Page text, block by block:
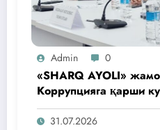
Admin 0
«SHARQ AYOLI»
Коррупцияга қарши
агентлигидаги
ташаббусларини
31.07.2026